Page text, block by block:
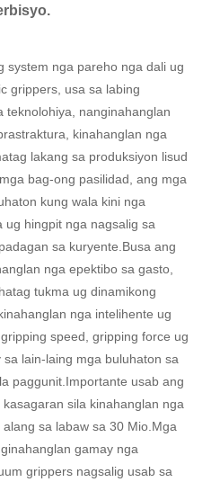
system nga pareho nga dali ug
grippers, usa sa labing
teknolohiya, nanginahanglan
kinahanglan nga
lakang sa produksiyon lisud
bag-ong pasilidad, ang mga
kung wala kini nga
ug hingpit nga nagsalig sa
sa kuryente.Busa ang
nga epektibo sa gasto,
tukma ug dinamikong
nga intelihente ug
speed, gripping force ug
lain-laing mga buluhaton sa
paggunit.Importante usab ang
sila kinahanglan nga
sa labaw sa 30 Mio.Mga
gamay nga
grippers nagsalig usab sa